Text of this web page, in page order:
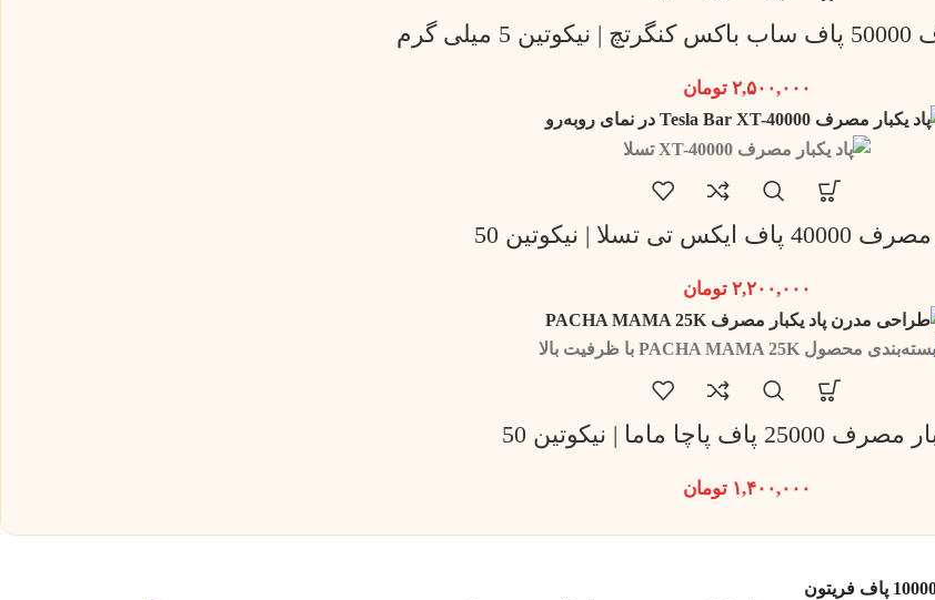
گرم
۲,۵۰۰,۰۰۰ تومان
تی تسلا | نیکوتین 50
۲,۲۰۰,۰۰۰ تومان
پاف پاچا ماما | نیکوتین 50
۱,۴۰۰,۰۰۰ تومان